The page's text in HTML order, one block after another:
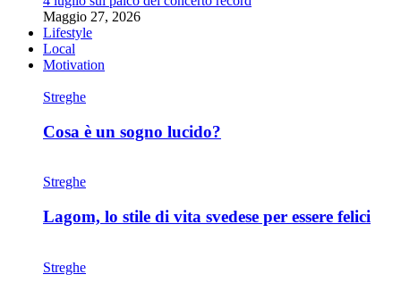
Maggio 27, 2026
Lifestyle
Local
Motivation
Streghe
Cosa è un sogno lucido?
Streghe
Lagom, lo stile di vita svedese per essere felici
Streghe